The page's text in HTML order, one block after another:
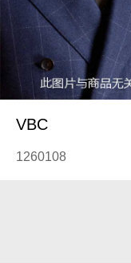
VBC
1260108